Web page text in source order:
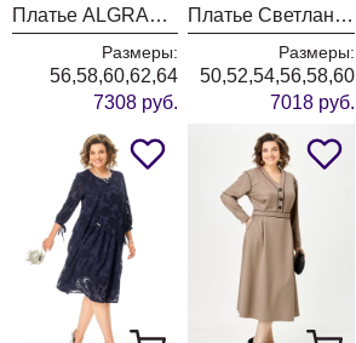
Платье ALGRANDA (Новелла Шарм) 4179
Размеры:
56,58,60,62,64
7308 руб.
Платье Светлана-Стиль 2354 синий джинс
Размеры:
50,52,54,56,58,60
7018 руб.